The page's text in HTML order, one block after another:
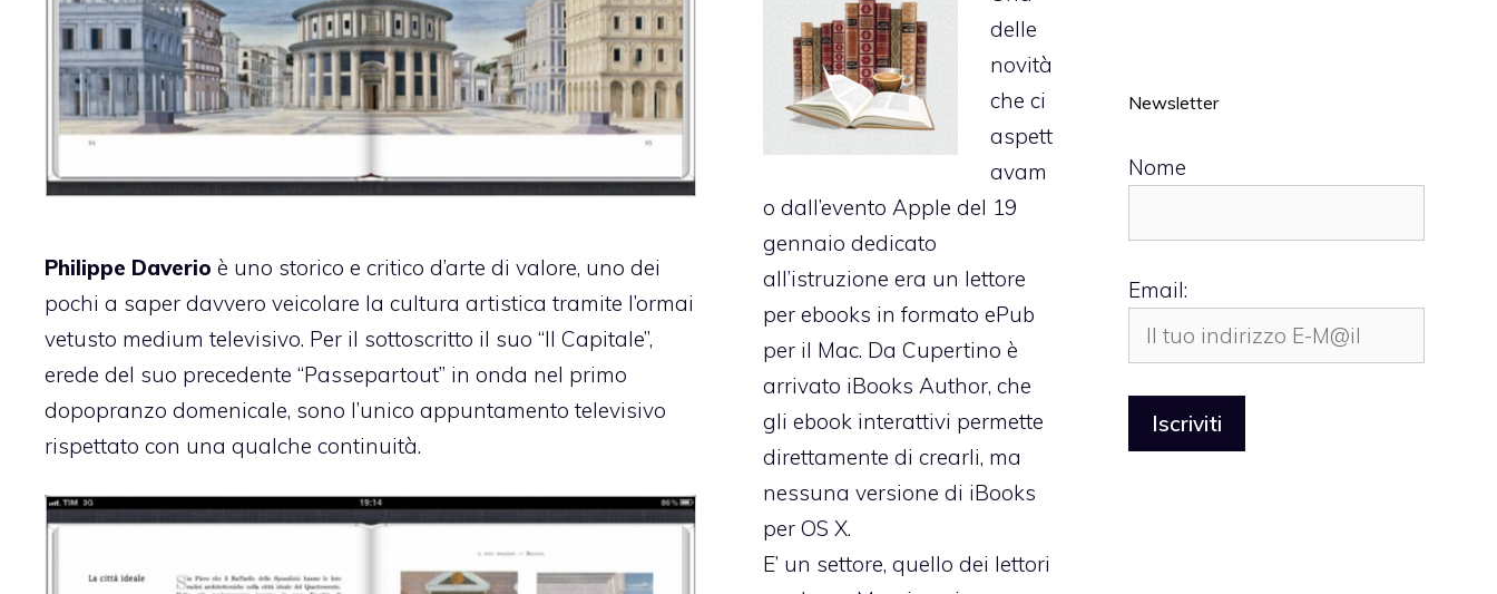
Philippe Daverio è uno storico e critico d’arte di valore, uno dei
pochi a saper davvero veicolare la cultura artistica tramite l’ormai
vetusto medium televisivo. Per il sottoscritto il suo “Il Capitale”,
erede del suo precedente “Passepartout” in onda nel primo
dopopranzo domenicale, sono l’unico appuntamento televisivo
rispettato con una qualche continuità.
delle
novità
che ci
aspett
avam
odall’evento Apple del 19
gennaio dedicato
all’istruzione era un lettore
per ebooks in formato ePub
per il Mac. Da Cupertino è
arrivato iBooks Author, che
gli ebook interattivi permette
direttamente di crearli, ma
nessuna versione di iBooks
per OS X.
E’ un settore, quello dei lettori
Newsletter
Nome
Email: